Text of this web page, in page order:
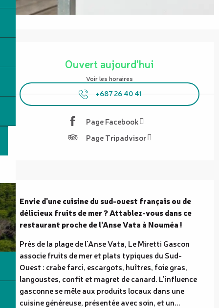
Ouvert aujourd'hui
Voir les horaires
+687 26 40 41
Page Facebook
Page Tripadvisor
Description
Envie d'une cuisine du sud-ouest français ou de
délicieux fruits de mer ? Attablez-vous dans ce
restaurant proche de l'Anse Vata à Nouméa !
Près de la plage de l'Anse Vata, Le Miretti Gascon
associe fruits de mer et plats typiques du Sud-
Ouest : crabe farci, escargots, huîtres, foie gras,
langoustes, confit et magret de canard. L'influence
gasconne se mêle aux produits locaux dans une
cuisine généreuse, présentée avec soin, et un...